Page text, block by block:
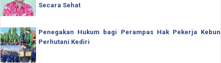
Secara Sehat
Penegakan Hukum bagi Perampas Hak Pekerja Kebun
Perhutani Kediri